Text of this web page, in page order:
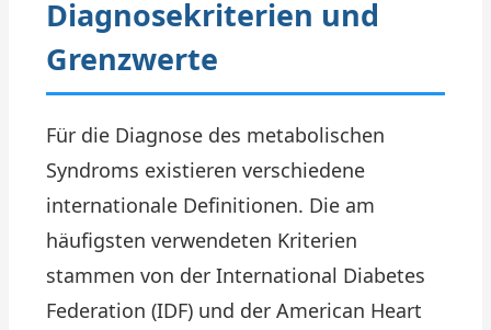
Diagnosekriterien und
Grenzwerte
Für die Diagnose des metabolischen
Syndroms existieren verschiedene
internationale Definitionen. Die am
häufigsten verwendeten Kriterien
stammen von der International Diabetes
Federation (IDF) und der American Heart